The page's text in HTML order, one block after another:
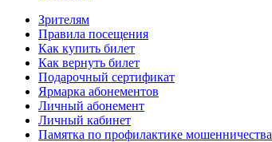
Зрителям
Правила посещения
Как купить билет
Как вернуть билет
Подарочный сертификат
Ярмарка абонементов
Личный абонемент
Личный кабинет
Памятка по профилактике мошенничества